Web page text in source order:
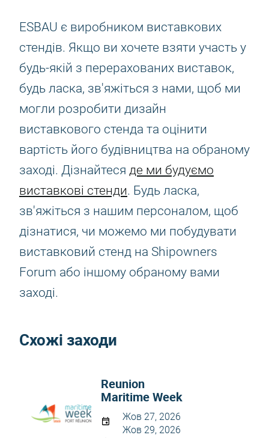
ESBAU є виробником виставкових
стендів. Якщо ви хочете взяти участь у
будь-якій з перерахованих виставок,
будь ласка, зв'яжіться з нами, щоб ми
могли розробити дизайн
виставкового стенда та оцінити
вартість його будівництва на обраному
заході. Дізнайтеся де ми будуємо
виставкові стенди. Будь ласка,
зв'яжіться з нашим персоналом, щоб
дізнатися, чи можемо ми побудувати
виставковий стенд на Shipowners
Forum або іншому обраному вами
заході.
Схожі заходи
Reunion
Maritime Week
Жов 27, 2026
Жов 29, 2026